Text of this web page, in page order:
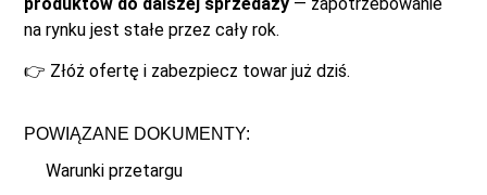
na rynku jest stałe przez cały rok.
👉 Złóż ofertę i zabezpiecz towar już dziś.
POWIĄZANE DOKUMENTY:
Warunki przetargu